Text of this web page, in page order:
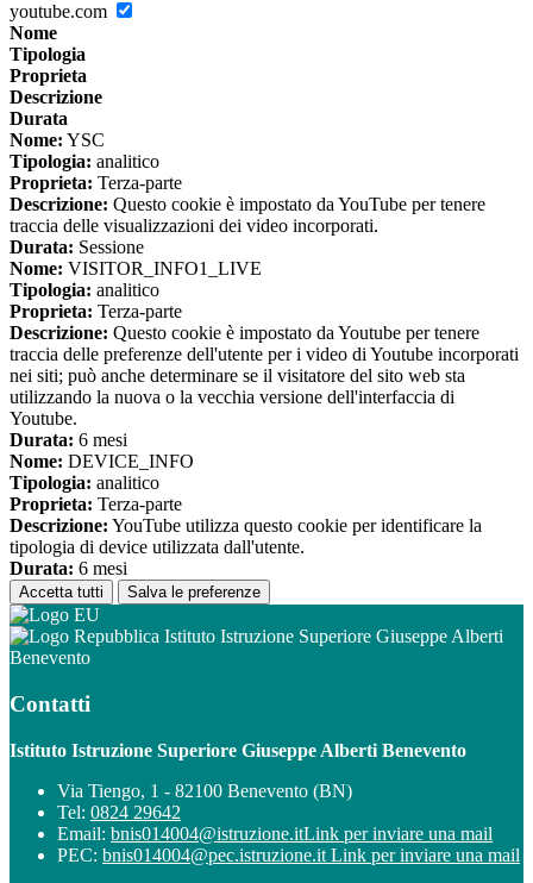
youtube.com
Nome
Tipologia
Proprieta
Descrizione
Durata
Nome: YSC
Tipologia: analitico
Proprieta: Terza-parte
Descrizione: Questo cookie è impostato da YouTube per tenere
traccia delle visualizzazioni dei video incorporati.
Durata: Sessione
Nome: VISITOR_INFO1_LIVE
Tipologia: analitico
Proprieta: Terza-parte
Descrizione: Questo cookie è impostato da Youtube per tenere
traccia delle preferenze dell'utente per i video di Youtube incorporati
nei siti; può anche determinare se il visitatore del sito web sta
utilizzando la nuova o la vecchia versione dell'interfaccia di
Youtube.
Durata: 6 mesi
Nome: DEVICE_INFO
Tipologia: analitico
Proprieta: Terza-parte
Descrizione: YouTube utilizza questo cookie per identificare la
tipologia di device utilizzata dall'utente.
Durata: 6 mesi
Accetta tutti Salva le preferenze
Istituto Istruzione Superiore Giuseppe Alberti
Benevento
Contatti
Istituto Istruzione Superiore Giuseppe Alberti Benevento
Via Tiengo, 1 - 82100 Benevento (BN)
Tel: 0824 29642
Email: bnis014004@istruzione.itLink per inviare una mail
PEC: bnis014004@pec.istruzione.it Link per inviare una mail